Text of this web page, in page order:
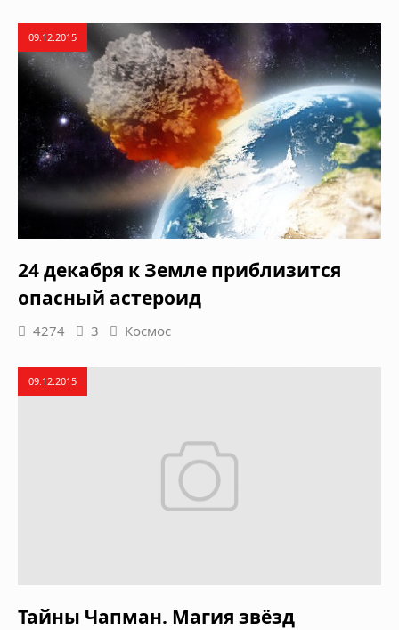
09.12.2015
24 декабря к Земле приблизится
опасный астероид
4274 3 Космос
09.12.2015
Тайны Чапман. Магия звёзд